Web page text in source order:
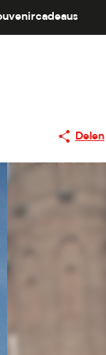
Delen